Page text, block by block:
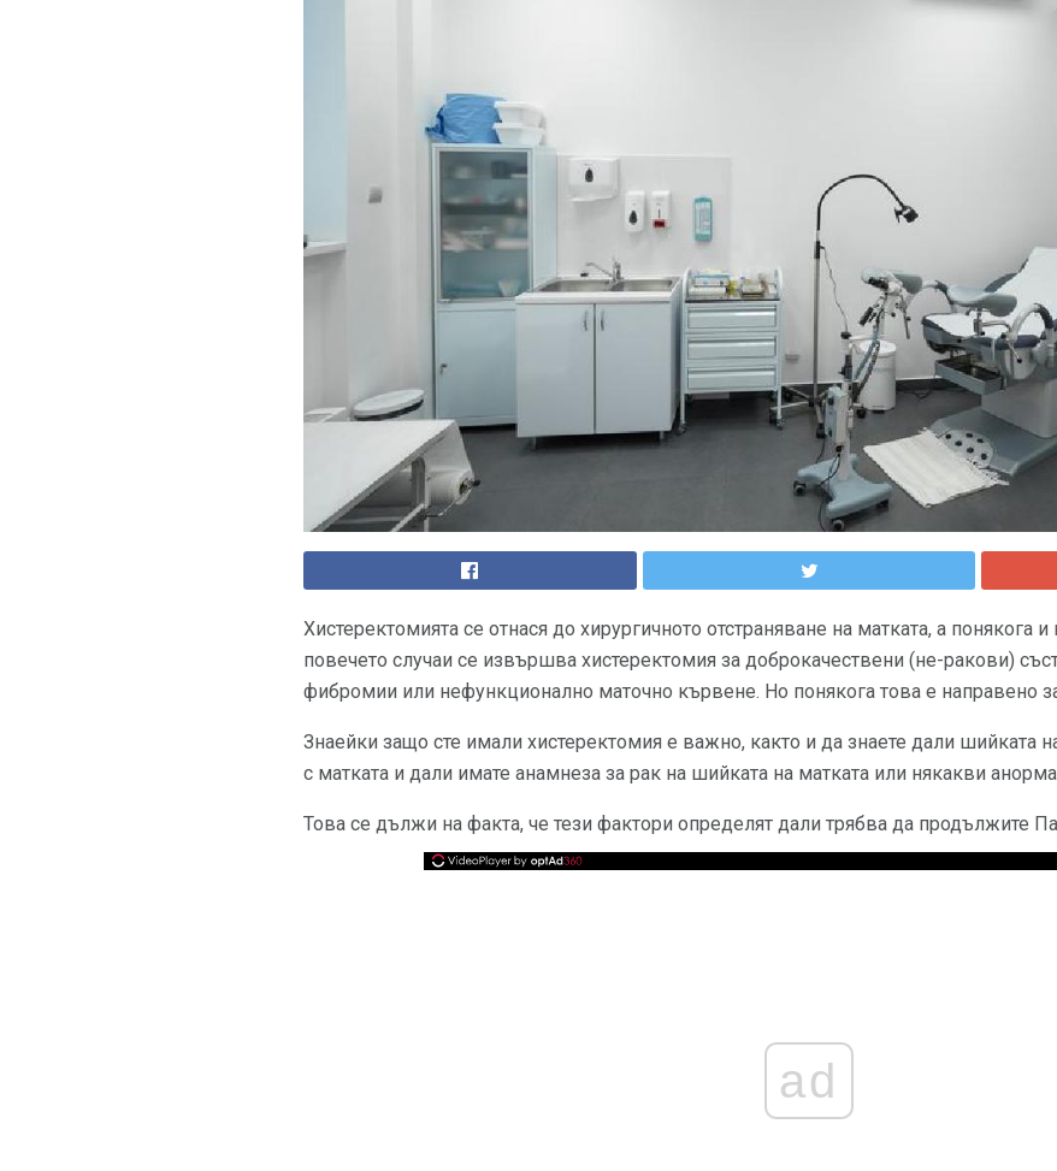
Хистеректомията се отнася до хирургичното отстраняване на матката, а понякога и
повечето случаи се извършва хистеректомия за доброкачествени (не-ракови)
фибромии или нефункционално маточно кървене. Но понякога това е направено
Знаейки защо сте имали хистеректомия е важно, както и да знаете дали шийката
с матката и дали имате анамнеза за рак на шийката на матката или някакви
Това се дължи на факта, че тези фактори определят дали трябва да продължите
ad